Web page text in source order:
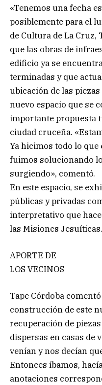
«Tenemos una fecha
posiblemente para el
de Cultura de La Cruz,
que las obras de
edificio ya se
terminadas y que
ubicación de las
nuevo espacio que se
importante propuesta
ciudad cruceña.
Ya hicimos todo lo que
fuimos solucionando
surgiendo», comentó.
En este espacio, se
públicas y privadas
interpretativo que
las Misiones Jesuíticas.
APORTE DE
LOS VECINOS
Tape Córdoba
construcción de este
recuperación de
dispersas en casas de
venían y nos decían
Entonces íbamos,
anotaciones